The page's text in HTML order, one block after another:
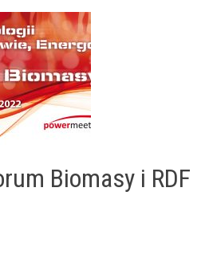
Biomasy i RDF